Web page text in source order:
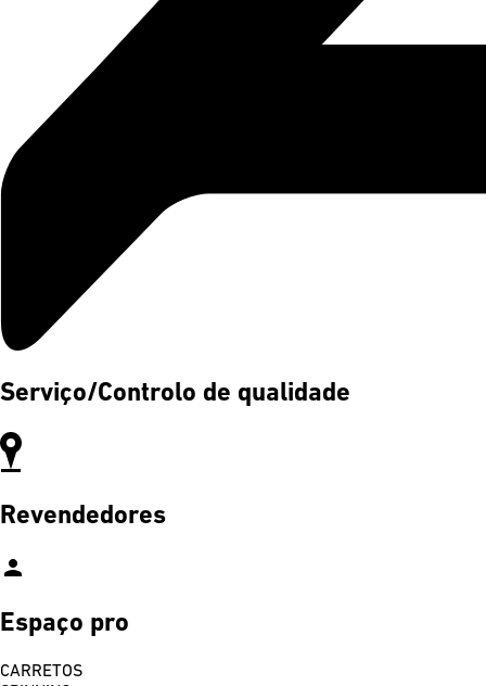
Serviço/Controlo de qualidade
Revendedores
person
Espaço pro
CARRETOS